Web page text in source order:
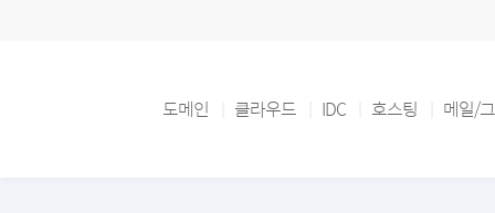
도메인 클라우드 IDC 호스팅 메일/